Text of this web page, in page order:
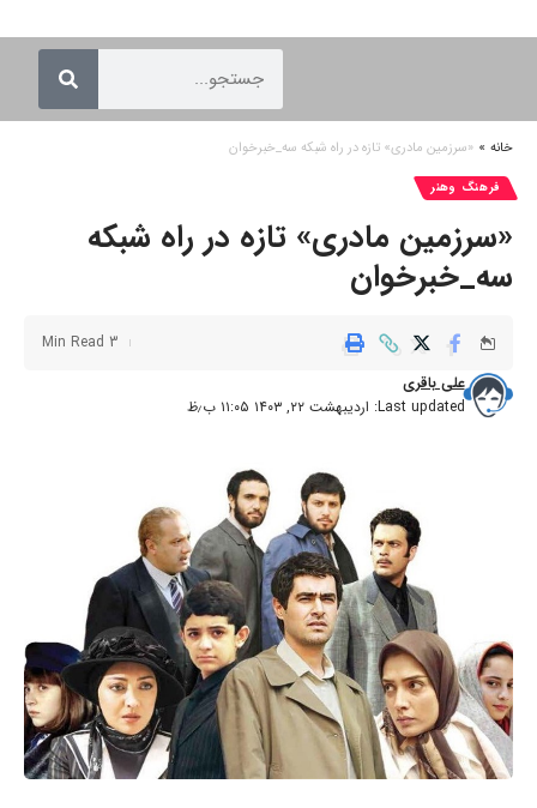
خانه » «سرزمین مادری» تازه در راه شبکه سه_خبرخوان
فرهنگ وهنر
«سرزمین مادری» تازه در راه شبکه
سه_خبرخوان
Last updated: اردیبهشت ۲۲, ۱۴۰۳ ۱۱:۰۵ ب٫ظ
علی باقری
3 Min Read